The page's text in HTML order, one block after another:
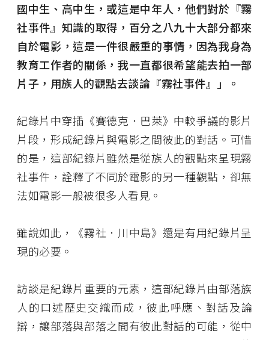
國中生、高中生，或這是中年人，他們對於『霧
社事件』知識的取得，百分之八九十大部分都來
自於電影，這是一件很嚴重的事情，因為我身為
教育工作者的關係，我一直都很希望能去拍一部
片子，用族人的觀點去談論『霧社事件』」。
紀錄片中穿插《賽德克．巴萊》中較爭議的影片
片段，形成紀錄片與電影之間彼此的對話。可惜
的是，這部紀錄片雖然是從族人的觀點來呈現霧
社事件，詮釋了不同於電影的另一種觀點，卻無
法如電影一般被很多人看見。
雖說如此，《霧社．川中島》還是有用紀錄片呈
現的必要。
訪談是紀錄片重要的元素，這部紀錄片由部落族
人的口述歷史交織而成，彼此呼應、對話及論
辯，讓部落與部落之間有彼此對話的可能，從中